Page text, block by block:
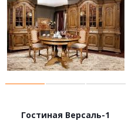
Гостиная Версаль-1